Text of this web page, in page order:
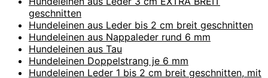
geschnitten
Hundeleinen aus Leder bis 2 cm breit geschnitten
Hundeleinen aus Nappaleder rund 6 mm
Hundeleinen aus Tau
Hundeleinen Doppelstrang je 6 mm
Hundeleinen Leder 1 bis 2 cm breit geschnitten, mit